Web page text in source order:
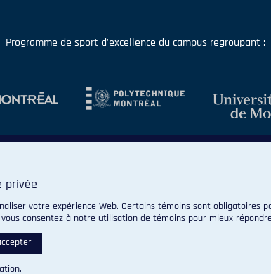
Programme de sport d'excellence du campus regroupant :
Carabins de l'Université de Montréal. Tous droits
privée
votre expérience Web. Certains témoins sont
consentez à notre utilisation de témoins pour mieux
.